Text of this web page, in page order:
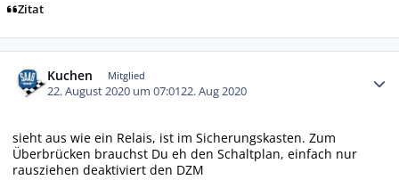
Zitat
Kuchen Mitglied
22. August 2020 um 07:0122. Aug 2020
sieht aus wie ein Relais, ist im Sicherungskasten. Zum
Überbrücken brauchst Du eh den Schaltplan, einfach nur
rausziehen deaktiviert den DZM